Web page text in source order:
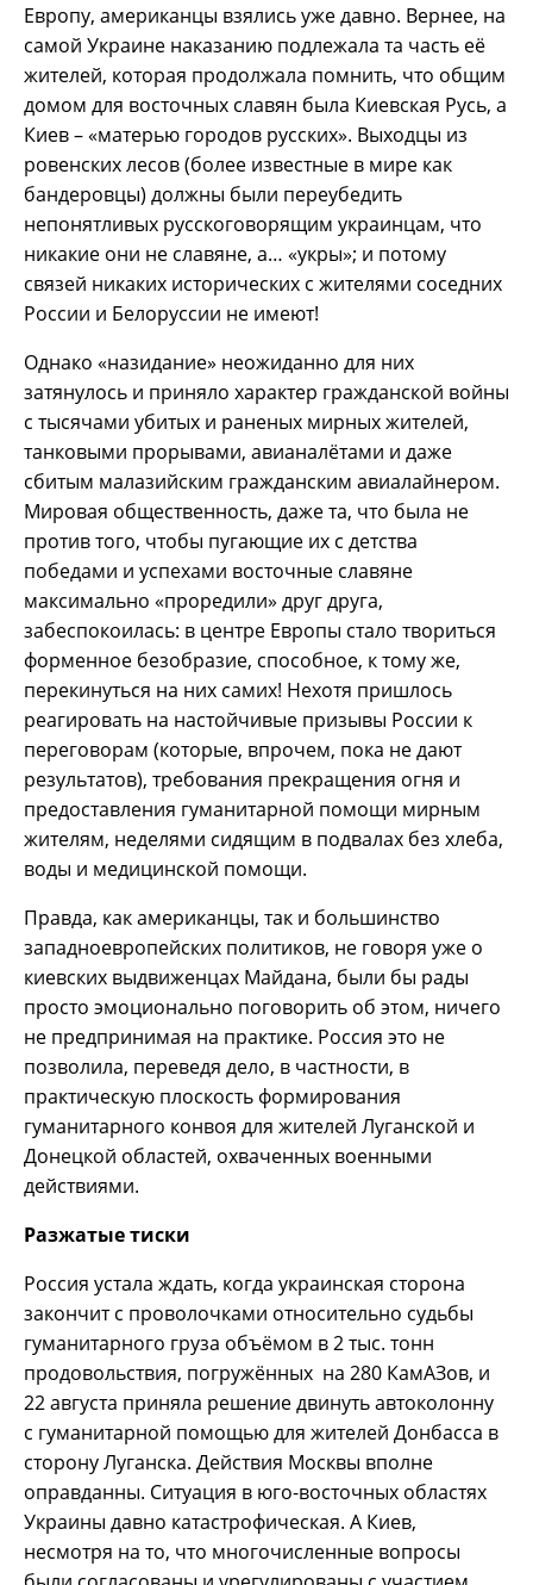
Европу, американцы взялись уже давно. Вернее, на
самой Украине наказанию подлежала та часть её
жителей, которая продолжала помнить, что общим
домом для восточных славян была Киевская Русь, а
Киев – «матерью городов русских». Выходцы из
ровенских лесов (более известные в мире как
бандеровцы) должны были переубедить
непонятливых русскоговорящим украинцам, что
никакие они не славяне, а… «укры»; и потому
связей никаких исторических с жителями соседних
России и Белоруссии не имеют!
Однако «назидание» неожиданно для них
затянулось и приняло характер гражданской войны
с тысячами убитых и раненых мирных жителей,
танковыми прорывами, авианалётами и даже
сбитым малазийским гражданским авиалайнером.
Мировая общественность, даже та, что была не
против того, чтобы пугающие их с детства
победами и успехами восточные славяне
максимально «проредили» друг друга,
забеспокоилась: в центре Европы стало твориться
форменное безобразие, способное, к тому же,
перекинуться на них самих! Нехотя пришлось
реагировать на настойчивые призывы России к
переговорам (которые, впрочем, пока не дают
результатов), требования прекращения огня и
предоставления гуманитарной помощи мирным
жителям, неделями сидящим в подвалах без хлеба,
воды и медицинской помощи.
Правда, как американцы, так и большинство
западноевропейских политиков, не говоря уже о
киевских выдвиженцах Майдана, были бы рады
просто эмоционально поговорить об этом, ничего
не предпринимая на практике. Россия это не
позволила, переведя дело, в частности, в
практическую плоскость формирования
гуманитарного конвоя для жителей Луганской и
Донецкой областей, охваченных военными
действиями.
Разжатые тиски
Россия устала ждать, когда украинская сторона
закончит с проволочками относительно судьбы
гуманитарного груза объёмом в 2 тыс. тонн
продовольствия, погружённых на 280 КамАЗов, и
22 августа приняла решение двинуть автоколонну
с гуманитарной помощью для жителей Донбасса в
сторону Луганска. Действия Москвы вполне
оправданны. Ситуация в юго-восточных областях
Украины давно катастрофическая. А Киев,
несмотря на то, что многочисленные вопросы